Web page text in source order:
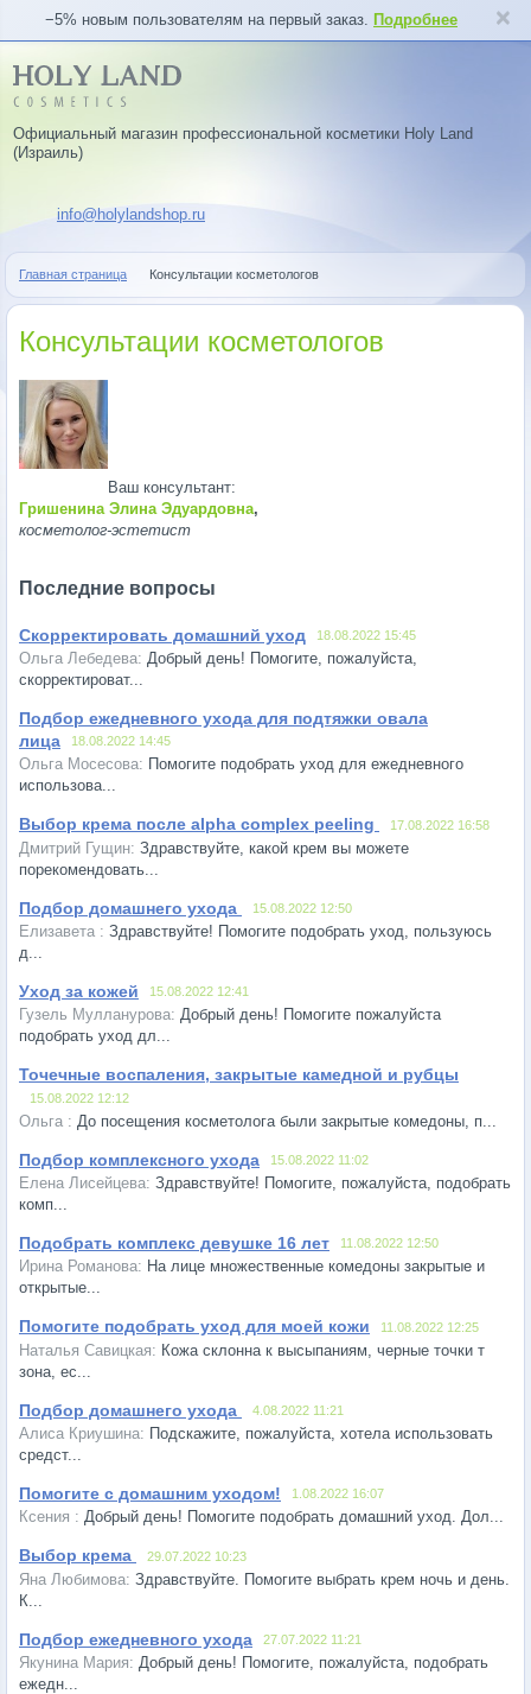
−5% новым пользователям на первый заказ. Подробнее
Официальный магазин профессиональной косметики Holy Land
(Израиль)
info@holylandshop.ru
Главная страница Консультации косметологов
Консультации косметологов
Ваш консультант:
Гришенина Элина Эдуардовна,
косметолог-эстетист
Последние вопросы
Скорректировать домашний уход 18.08.2022 15:45
Добрый день! Помогите, пожалуйста,
скорректироват...
Подбор ежедневного ухода для подтяжки овала
лица
18.08.2022 14:45
Помогите подобрать уход для ежедневного
использова...
Выбор крема после alpha complex peeling 17.08.2022 16:58
Здравствуйте, какой крем вы можете
порекомендовать...
Подбор домашнего ухода 15.08.2022 12:50
Здравствуйте! Помогите подобрать уход, пользуюсь
д...
Уход за кожей 15.08.2022 12:41
Добрый день! Помогите пожалуйста
подобрать уход дл...
Точечные воспаления, закрытые камедной и рубцы
15.08.2022 12:12
До посещения косметолога были закрытые комедоны, п...
Подбор комплексного ухода 15.08.2022 11:02
Здравствуйте! Помогите, пожалуйста, подобрать
комп...
Подобрать комплекс девушке 16 лет 11.08.2022 12:50
На лице множественные комедоны закрытые и
открытые...
Помогите подобрать уход для моей кожи 11.08.2022 12:25
Кожа склонна к высыпаниям, черные точки т
зона, ес...
Подбор домашнего ухода 4.08.2022 11:21
Подскажите, пожалуйста, хотела использовать
средст...
Помогите с домашним уходом! 1.08.2022 16:07
Добрый день! Помогите подобрать домашний уход. Дол...
Выбор крема 29.07.2022 10:23
Здравствуйте. Помогите выбрать крем ночь и день.
К...
Подбор ежедневного ухода 27.07.2022 11:21
Добрый день! Помогите, пожалуйста, подобрать
ежедн...